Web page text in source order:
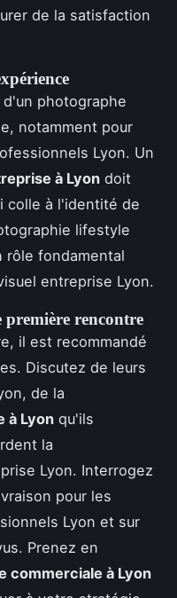
de la satisfaction
photographe
notamment pour
Lyon. Un
à Lyon doit
colle à l'identité de
lifestyle
rôle fondamental
entreprise Lyon.
première rencontre
il est recommandé
Discutez de leurs
de la
à Lyon qu'ils
la
Lyon. Interrogez
pour les
Lyon et sur
Prenez en
commerciale à Lyon